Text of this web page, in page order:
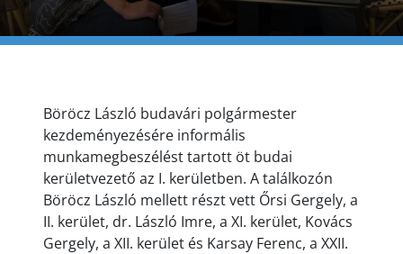
Böröcz László budavári polgármester
kezdeményezésére informális
munkamegbeszélést tartott öt budai
kerületvezető az I. kerületben. A találkozón
Böröcz László mellett részt vett Őrsi Gergely, a
II. kerület, dr. László Imre, a XI. kerület, Kovács
Gergely, a XII. kerület és Karsay Ferenc, a XXII.